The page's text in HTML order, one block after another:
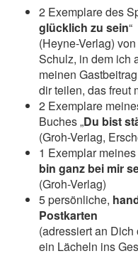
2 Exemplare des
glücklich zu sein“
(Heyne-Verlag)
Schulz, in dem ich
meinen
dir teilen, das freut
2 Exemplare
Buches „Du bist
(Groh-Verlag,
1 Exemplar
bin ganz bei mir
(Groh-Verlag)
5 persönliche,
Postkarten
(adressiert an
ein Lächeln ins